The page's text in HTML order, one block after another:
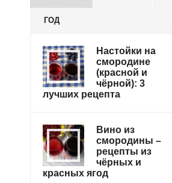
ГОД
Настойки на
смородине
(красной и
чёрной): 3
лучших рецепта
Вино из
смородины –
рецепты из
чёрных и
красных ягод